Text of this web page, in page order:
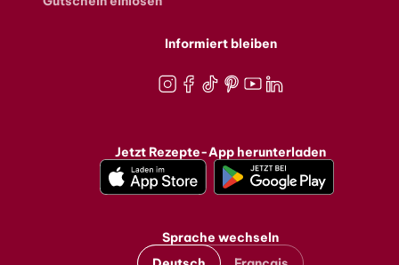
Informiert bleiben
Jetzt Rezepte-App herunterladen
Sprache wechseln